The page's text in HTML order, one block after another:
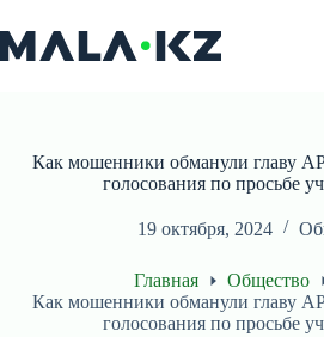
к
сути
Как мошенники обманули главу
голосования по просьбе
19 октября, 2024
Главная
Общество
Как мошенники обманули главу
голосования по просьбе